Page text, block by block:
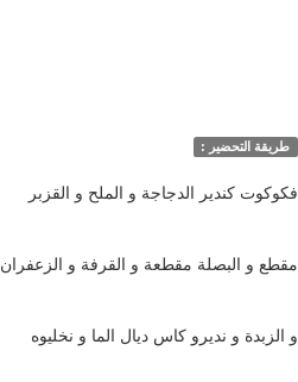
طريقة التحضير :
فكوكوت كندير الدجاجة و الملح و القزبر
مقطع و البصلة مقطعة و القرفة و الزعفران
و الزبدة و نديرو كاس ديال الما و نخليوه